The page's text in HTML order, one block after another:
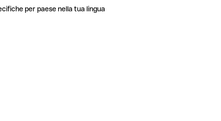
per paese nella tua lingua